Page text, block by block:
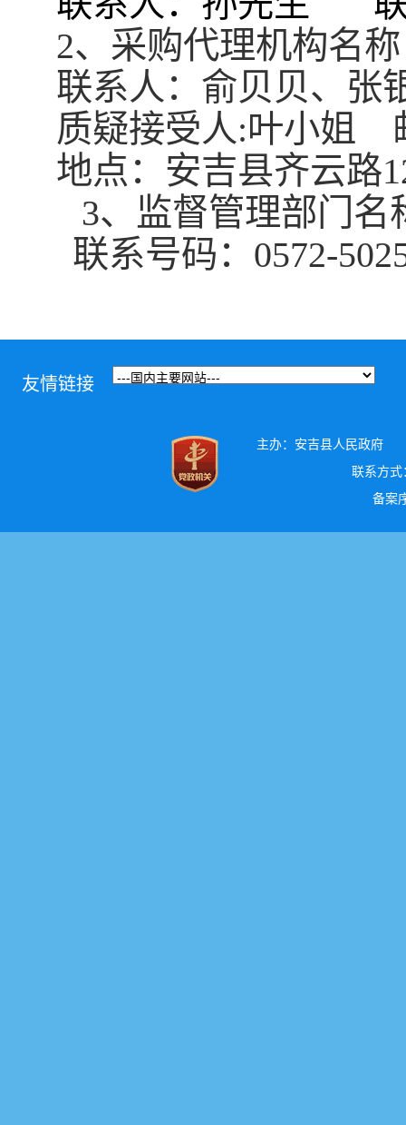
2、采购代理机构名
联系人： 俞贝贝、 张
质疑接受人:叶小姐
地点： 安吉县齐云路
3、 监督管理部门名
联系号码：0572-
友情链接
主办：安吉县人民政府
联系方式
备案